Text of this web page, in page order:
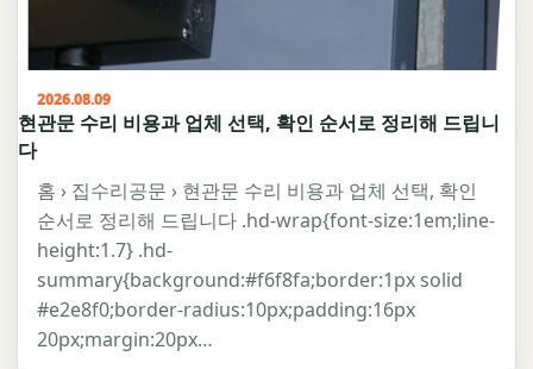
2026.08.09
현관문 수리 비용과 업체 선택, 확인 순서로 정리해 드립니
다
홈 › 집수리공문 › 현관문 수리 비용과 업체 선택, 확인
순서로 정리해 드립니다 .hd-wrap{font-size:1em;line-
height:1.7} .hd-
summary{background:#f6f8fa;border:1px solid
#e2e8f0;border-radius:10px;padding:16px
20px;margin:20px…